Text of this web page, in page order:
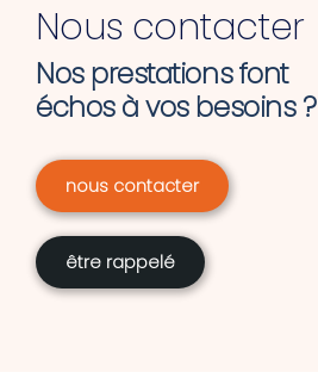
Nous contacter
Nos prestations font
échos à vos besoins ?
nous contacter
être rappelé